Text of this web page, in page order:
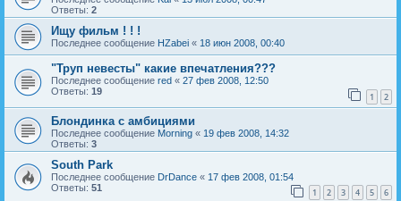
Ответы: 2
Ищу фильм ! ! !
Последнее сообщение HZabei « 18 июн 2008, 00:40
"Труп невесты" какие впечатления???
Последнее сообщение red « 27 фев 2008, 12:50
Ответы: 19 1 2
Блондинка с амбициями
Последнее сообщение Morning « 19 фев 2008, 14:32
Ответы: 3
South Park
Последнее сообщение DrDance « 17 фев 2008, 01:54
Ответы: 51 1 2 3 4 5 6